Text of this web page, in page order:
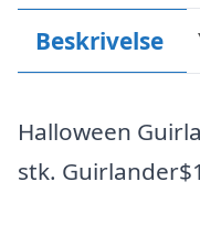
Beskrivelse
Halloween
stk.